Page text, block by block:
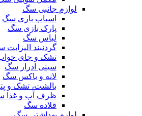
لوازم جانبی سگ
اسباب بازی سگ
پارک بازی سگ
لباس سگ
گردنبند
تشک و جای
سینی ادرار سگ
لانه و باکس سگ
بالشت، تشک و
ظرف آب و غذا
قلاده سگ